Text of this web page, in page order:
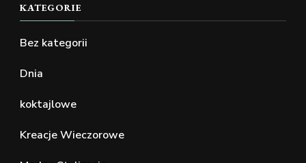
KATEGORIE
Bez kategorii
Dnia
koktajlowe
Kreacje Wieczorowe